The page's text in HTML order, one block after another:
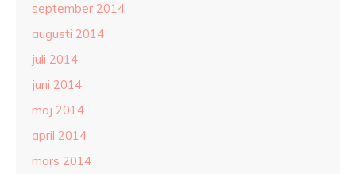
september 2014
augusti 2014
juli 2014
juni 2014
maj 2014
april 2014
mars 2014